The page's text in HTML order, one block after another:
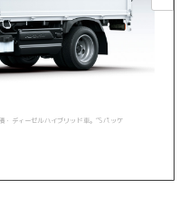
ディーゼルハイブリッド車。“S パッケ